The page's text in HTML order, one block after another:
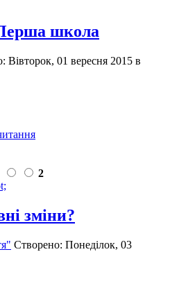
школа
Вівторок, 01 вересня 2015 в
2
зміни?
Створено: Понеділок, 03